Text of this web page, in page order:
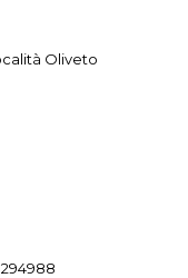
Oliveto